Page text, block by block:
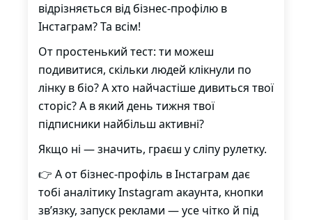
відрізняється від бізнес-профілю в
Інстаграм? Та всім!
От простенький тест: ти можеш
подивитися, скільки людей клікнули по
лінку в біо? А хто найчастіше дивиться твої
сторіс? А в який день тижня твої
підписники найбільш активні?
Якщо ні — значить, граєш у сліпу рулетку.
👉 А от бізнес-профіль в Інстаграм дає
тобі аналітику Instagram акаунта, кнопки
зв’язку, запуск реклами — усе чітко й під